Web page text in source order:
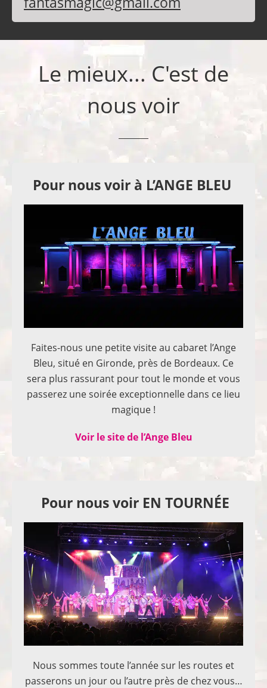
Le mieux... C'est de
nous voir
Pour nous voir à L’ANGE BLEU
Faites-nous une petite visite au cabaret l’Ange
Bleu, situé en Gironde, près de Bordeaux. Ce
sera plus rassurant pour tout le monde et vous
passerez une soirée exceptionnelle dans ce lieu
magique !
Voir le site de l’Ange Bleu
Pour nous voir EN TOURNÉE
Nous sommes toute l’année sur les routes et
passerons un jour ou l’autre près de chez vous…